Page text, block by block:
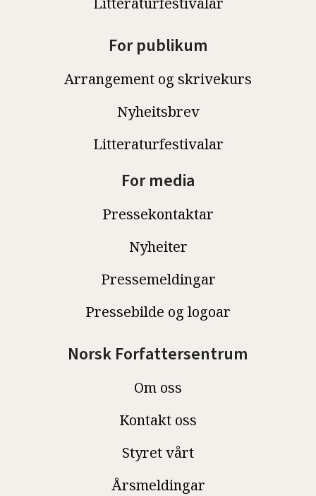
For publikum
Arrangement og skrivekurs
Nyheitsbrev
Litteraturfestivalar
For media
Pressekontaktar
Nyheiter
Pressemeldingar
Pressebilde og logoar
Norsk Forfattersentrum
Om oss
Kontakt oss
Styret vårt
Årsmeldingar